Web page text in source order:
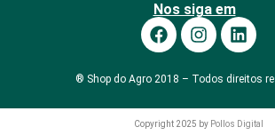
Nos siga em
® Shop do Agro 2018 – Todos direitos
Copyright 2025 by Pollos Digital